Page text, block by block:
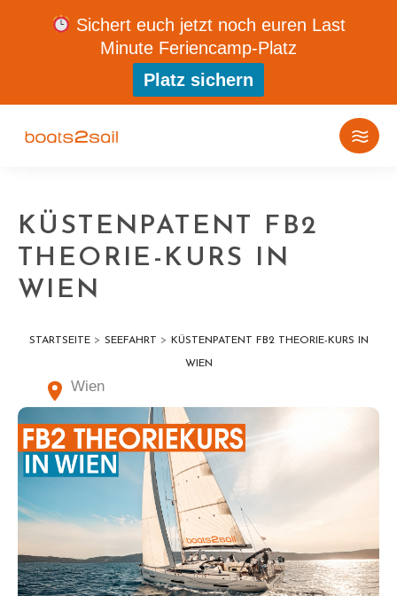
KÜSTENPATENT FB2
THEORIE-KURS IN
WIEN
STARTSEITE> SEEFAHRT > KÜSTENPATENT FB2 THEORIE-KURS IN
WIEN
Wien
Sichert euch jetzt noch euren Last
Minute Feriencamp-Platz
Platz sichern